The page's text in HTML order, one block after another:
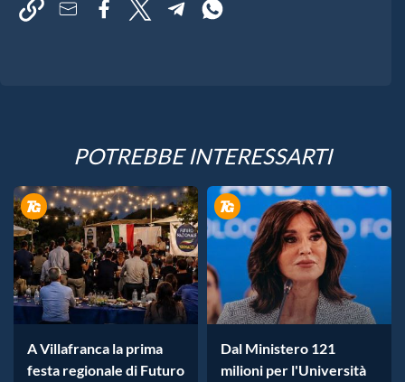
POTREBBE INTERESSARTI
A Villafranca la prima
festa regionale di Futuro
Dal Ministero 121
milioni per l'Università